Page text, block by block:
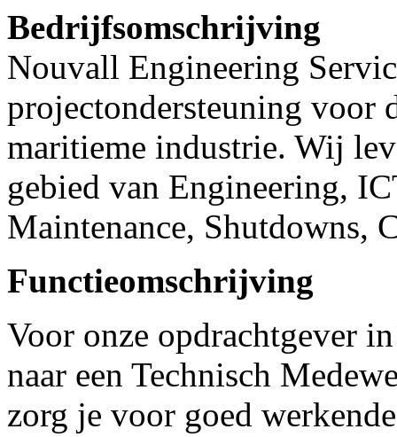
Bedrijfsomschrijving
Nouvall Engineering
projectondersteuning voor
maritieme industrie. Wij
gebied van Engineering,
Maintenance, Shutdowns,
Functieomschrijving
Voor onze opdrachtgever
naar een Technisch
zorg je voor goed